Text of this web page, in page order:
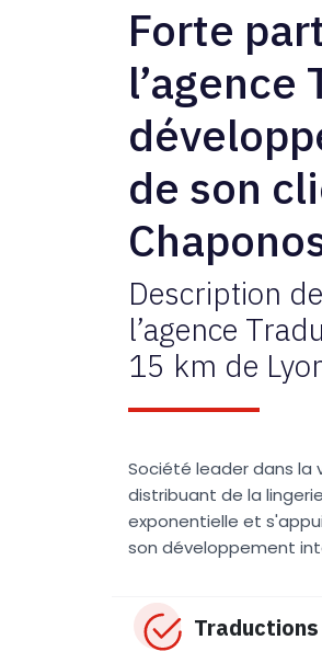
Forte
de son
Description
l’agence
15 km de
Société leader dans la
distribuant de la
exponentielle et
son développement